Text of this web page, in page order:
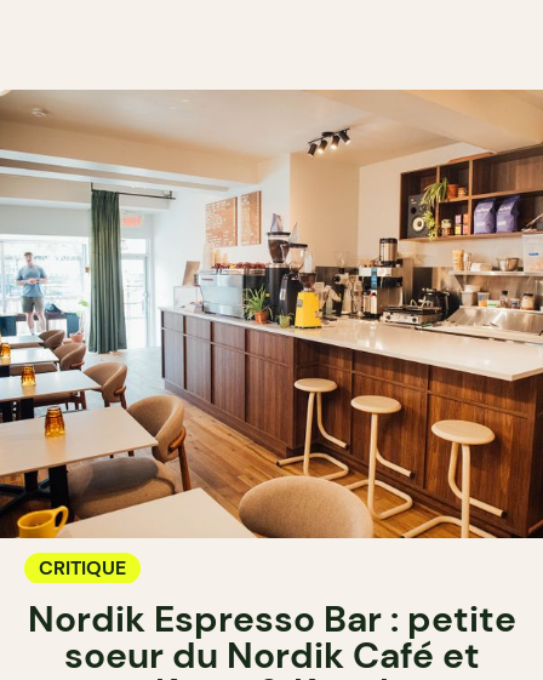
CRITIQUE
Nordik Espresso Bar : petite
soeur du Nordik Café et